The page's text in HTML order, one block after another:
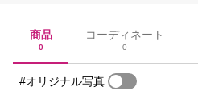
商品
0
コーディネート
0
#オリジナル写真